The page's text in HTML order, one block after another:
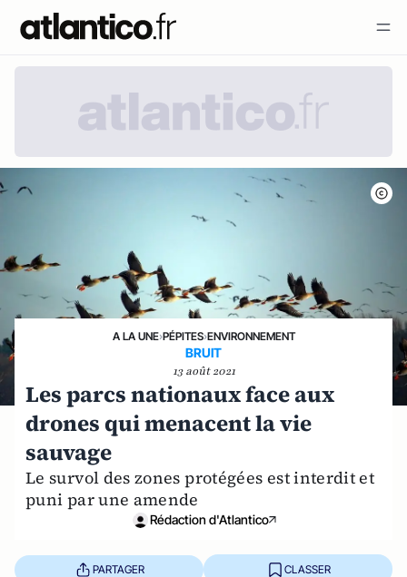
A LA UNE›PÉPITES›ENVIRONNEMENT
BRUIT
13 août 2021
Les parcs nationaux face aux
drones qui menacent la vie
sauvage
Le survol des zones protégées est interdit et
puni par une amende
Rédaction d'Atlantico
PARTAGER CLASSER